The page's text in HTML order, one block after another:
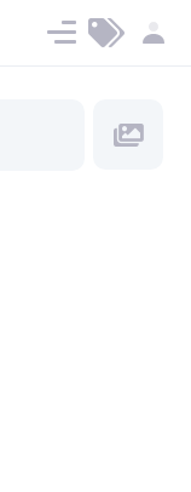
Planlar